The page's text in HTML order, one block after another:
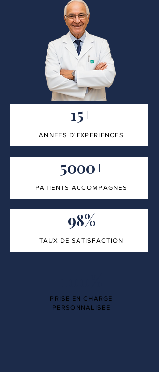
15+
ANNEES D'EXPERIENCES
5000+
PATIENTS ACCOMPAGNES
98%
TAUX DE SATISFACTION
PRISE EN CHARGE
PERSONNALISEE